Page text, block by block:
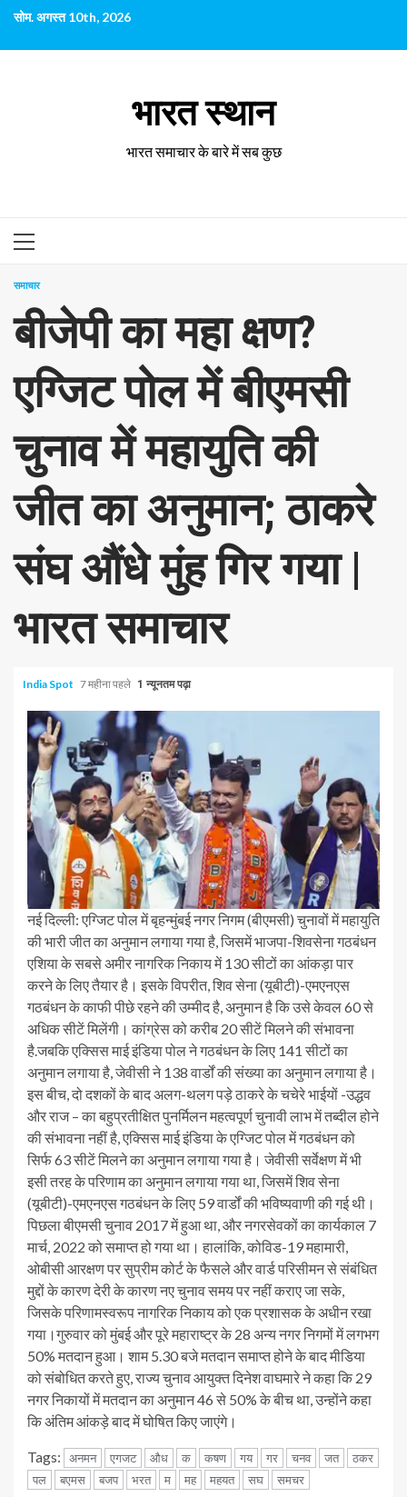
छोड़कर
पर
सोम. अगस्त 10th, 2026
भारत स्थान
भारत समाचार के बारे में सब कुछ
प्राथमिक
समाचार
बीजेपी का महा क्षण?
एग्जिट पोल में बीएमसी
चुनाव में महायुति की
जीत का अनुमान; ठाकरे
संघ औंधे मुंह गिर गया |
भारत समाचार
India Spot 7 महीना पहले 1 न्यूनतम पढ़ा
नई दिल्ली: एग्जिट पोल में बृहन्मुंबई नगर निगम (बीएमसी) चुनावों में महायुति
की भारी जीत का अनुमान लगाया गया है, जिसमें भाजपा-शिवसेना गठबंधन
एशिया के सबसे अमीर नागरिक निकाय में 130 सीटों का आंकड़ा पार
करने के लिए तैयार है। इसके विपरीत, शिव सेना (यूबीटी)-एमएनएस
गठबंधन के काफी पीछे रहने की उम्मीद है, अनुमान है कि उसे केवल 60 से
अधिक सीटें मिलेंगी। कांग्रेस को करीब 20 सीटें मिलने की संभावना
है.जबकि एक्सिस माई इंडिया पोल ने गठबंधन के लिए 141 सीटों का
अनुमान लगाया है, जेवीसी ने 138 वार्डों की संख्या का अनुमान लगाया है।
इस बीच, दो दशकों के बाद अलग-थलग पड़े ठाकरे के चचेरे भाईयों -उद्धव
और राज – का बहुप्रतीक्षित पुनर्मिलन महत्वपूर्ण चुनावी लाभ में तब्दील होने
की संभावना नहीं है, एक्सिस माई इंडिया के एग्जिट पोल में गठबंधन को
सिर्फ 63 सीटें मिलने का अनुमान लगाया गया है। जेवीसी सर्वेक्षण में भी
इसी तरह के परिणाम का अनुमान लगाया गया था, जिसमें शिव सेना
(यूबीटी)-एमएनएस गठबंधन के लिए 59 वार्डों की भविष्यवाणी की गई थी।
पिछला बीएमसी चुनाव 2017 में हुआ था, और नगरसेवकों का कार्यकाल 7
मार्च, 2022 को समाप्त हो गया था। हालांकि, कोविड-19 महामारी,
ओबीसी आरक्षण पर सुप्रीम कोर्ट के फैसले और वार्ड परिसीमन से संबंधित
मुद्दों के कारण देरी के कारण नए चुनाव समय पर नहीं कराए जा सके,
जिसके परिणामस्वरूप नागरिक निकाय को एक प्रशासक के अधीन रखा
गया। गुरुवार को मुंबई और पूरे महाराष्ट्र के 28 अन्य नगर निगमों में लगभग
50% मतदान हुआ। शाम 5.30 बजे मतदान समाप्त होने के बाद मीडिया
को संबोधित करते हुए, राज्य चुनाव आयुक्त दिनेश वाघमारे ने कहा कि 29
नगर निकायों में मतदान का अनुमान 46 से 50% के बीच था, उन्होंने कहा
कि अंतिम आंकड़े बाद में घोषित किए जाएंगे।
Tags: अनमन एगजट औध क कषण गय गर चनव जत
ठकर
पल
बएमस बजप भरत म मह महयत सघ समचर